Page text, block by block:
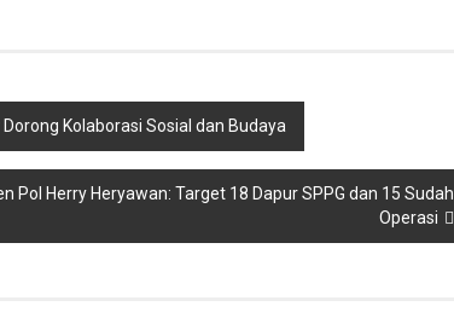
Kolaborasi Sosial dan Budaya
Pol Herry Heryawan: Target 18 Dapur SPPG dan 15 Sudah
Operasi